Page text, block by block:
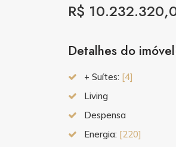
R$
Detalhes do
+ Suítes: [4]
Living
Despensa
Energia: [220]